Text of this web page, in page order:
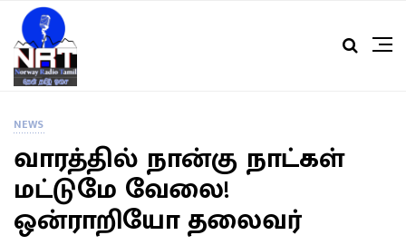
NEWS
வாரத்தில் நான்கு நாட்கள்
மட்டுமே வேலை!
ஒன்ராறியோ தலைவர்